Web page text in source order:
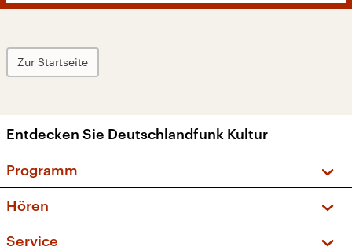
Zur Startseite
Entdecken Sie Deutschlandfunk Kultur
Programm
Sendungen und Podcasts
Hören
Service